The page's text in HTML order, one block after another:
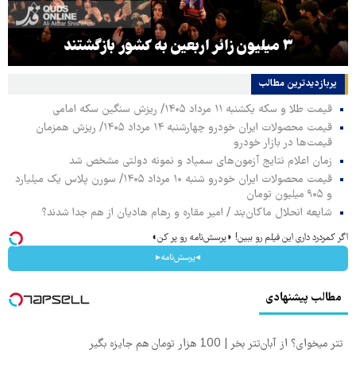
۳ میلیون زائر اربعین به کشور بازگشتند
پربازدیدترین‌ مطالب
قیمت طلا و سکه یکشنبه ۱۱ مرداد ۱۴۰۵/ ریزش سنگین سکه امامی
قیمت محصولات ایران خودرو چهارشنبه ۱۴ مرداد ۱۴۰۵/ ریزش همزمان
قیمت‌ها در بازار خودرو
زمان اعلام نتایج آزمون‌های سمپاد و نمونه دولتی مشخص شد
قیمت محصولات ایران خودرو شنبه ۱۰ مرداد ۱۴۰۵/ سورن پلاس یک میلیارد
و ۹۰۵ میلیون تومان
شایعه انحلال ماکان‌بند / امیر مقاره و رهام هادیان از هم جدا شدند؟
اگر کمردرد داری این فیلم رو ببین! ◗پرسش‌نامه رو پر کن◖
◂پرسش‌نامه▸
مطالب پیشنهادی
تتر میخوای؟ از آبان‌تتر بخر | 100 هزار تومان هم جایزه بگیر